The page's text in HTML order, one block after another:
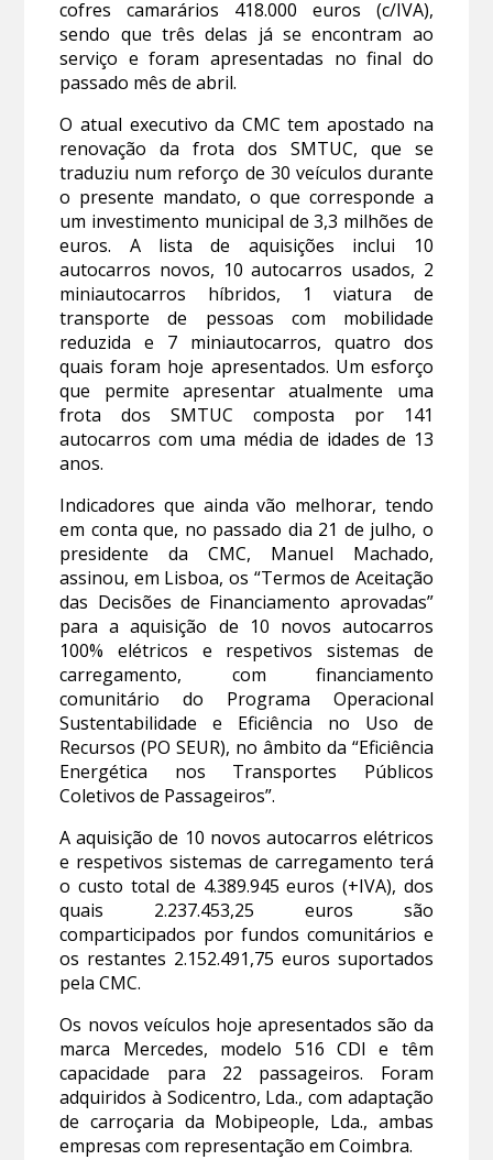
cofres camarários 418.000 euros (c/IVA),
sendo que três delas já se encontram ao
serviço e foram apresentadas no final do
passado mês de abril.
O atual executivo da CMC tem apostado na
renovação da frota dos SMTUC, que se
traduziu num reforço de 30 veículos durante
o presente mandato, o que corresponde a
um investimento municipal de 3,3 milhões de
euros. A lista de aquisições inclui 10
autocarros novos, 10 autocarros usados, 2
miniautocarros híbridos, 1 viatura de
transporte de pessoas com mobilidade
reduzida e 7 miniautocarros, quatro dos
quais foram hoje apresentados. Um esforço
que permite apresentar atualmente uma
frota dos SMTUC composta por 141
autocarros com uma média de idades de 13
anos.
Indicadores que ainda vão melhorar, tendo
em conta que, no passado dia 21 de julho, o
presidente da CMC, Manuel Machado,
assinou, em Lisboa, os “Termos de Aceitação
das Decisões de Financiamento aprovadas”
para a aquisição de 10 novos autocarros
100% elétricos e respetivos sistemas de
carregamento, com financiamento
comunitário do Programa Operacional
Sustentabilidade e Eficiência no Uso de
Recursos (PO SEUR), no âmbito da “Eficiência
Energética nos Transportes Públicos
Coletivos de Passageiros”.
A aquisição de 10 novos autocarros elétricos
e respetivos sistemas de carregamento terá
o custo total de 4.389.945 euros (+IVA), dos
quais 2.237.453,25 euros são
comparticipados por fundos comunitários e
os restantes 2.152.491,75 euros suportados
pela CMC.
Os novos veículos hoje apresentados são da
marca Mercedes, modelo 516 CDI e têm
capacidade para 22 passageiros. Foram
adquiridos à Sodicentro, Lda., com adaptação
de carroçaria da Mobipeople, Lda., ambas
empresas com representação em Coimbra.